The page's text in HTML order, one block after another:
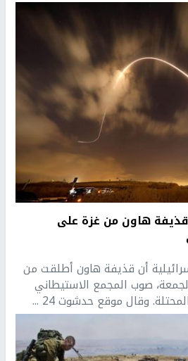
قذيفة هاون من غزة على
أن قذيفة هاون أطلقت من
صوب المجمع الاستيطاني
وقال موقع حدشوت 24 ...